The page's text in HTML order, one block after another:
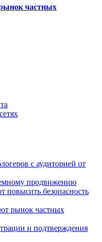
частных
с аудиторией от
продвижению
повысить безопасность
рынок частных
и подтверждения